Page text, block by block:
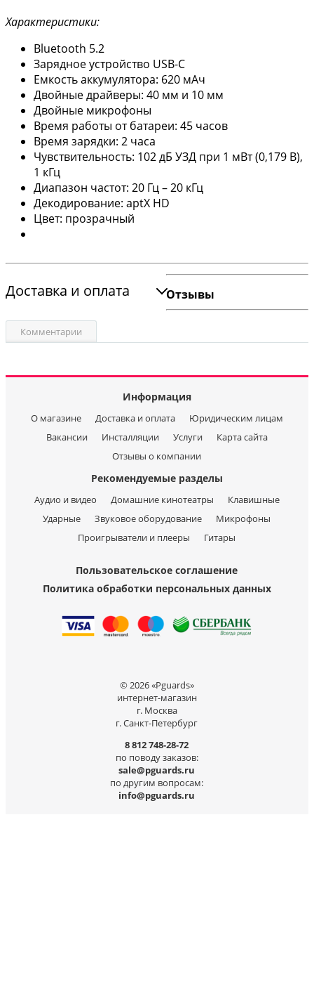
Характеристики:
Bluetooth 5.2
Зарядное устройство USB-C
Емкость аккумулятора: 620 мАч
Двойные драйверы: 40 мм и 10 мм
Двойные микрофоны
Время работы от батареи: 45 часов
Время зарядки: 2 часа
Чувствительность: 102 дБ УЗД при 1 мВт (0,179 В),
1 кГц
Диапазон частот: 20 Гц – 20 кГц
Декодирование: aptX HD
Цвет: прозрачный
Доставка и оплата Отзывы
Комментарии
Информация
О магазине Доставка и оплата
Юридическим лицам
Вакансии
Инсталляции Услуги
Карта сайта
Отзывы о компании
Рекомендуемые разделы
Аудио и видео Домашние кинотеатры
Клавишные
Ударные
Звуковое оборудование
Микрофоны
Проигрыватели и плееры
Гитары
Пользовательское соглашение
Политика обработки персональных данных
© 2026 «Pguards»
интернет-магазин
г. Москва
г. Санкт-Петербург
8 812 748-28-72
по поводу заказов:
sale@pguards.ru
по другим вопросам:
info@pguards.ru